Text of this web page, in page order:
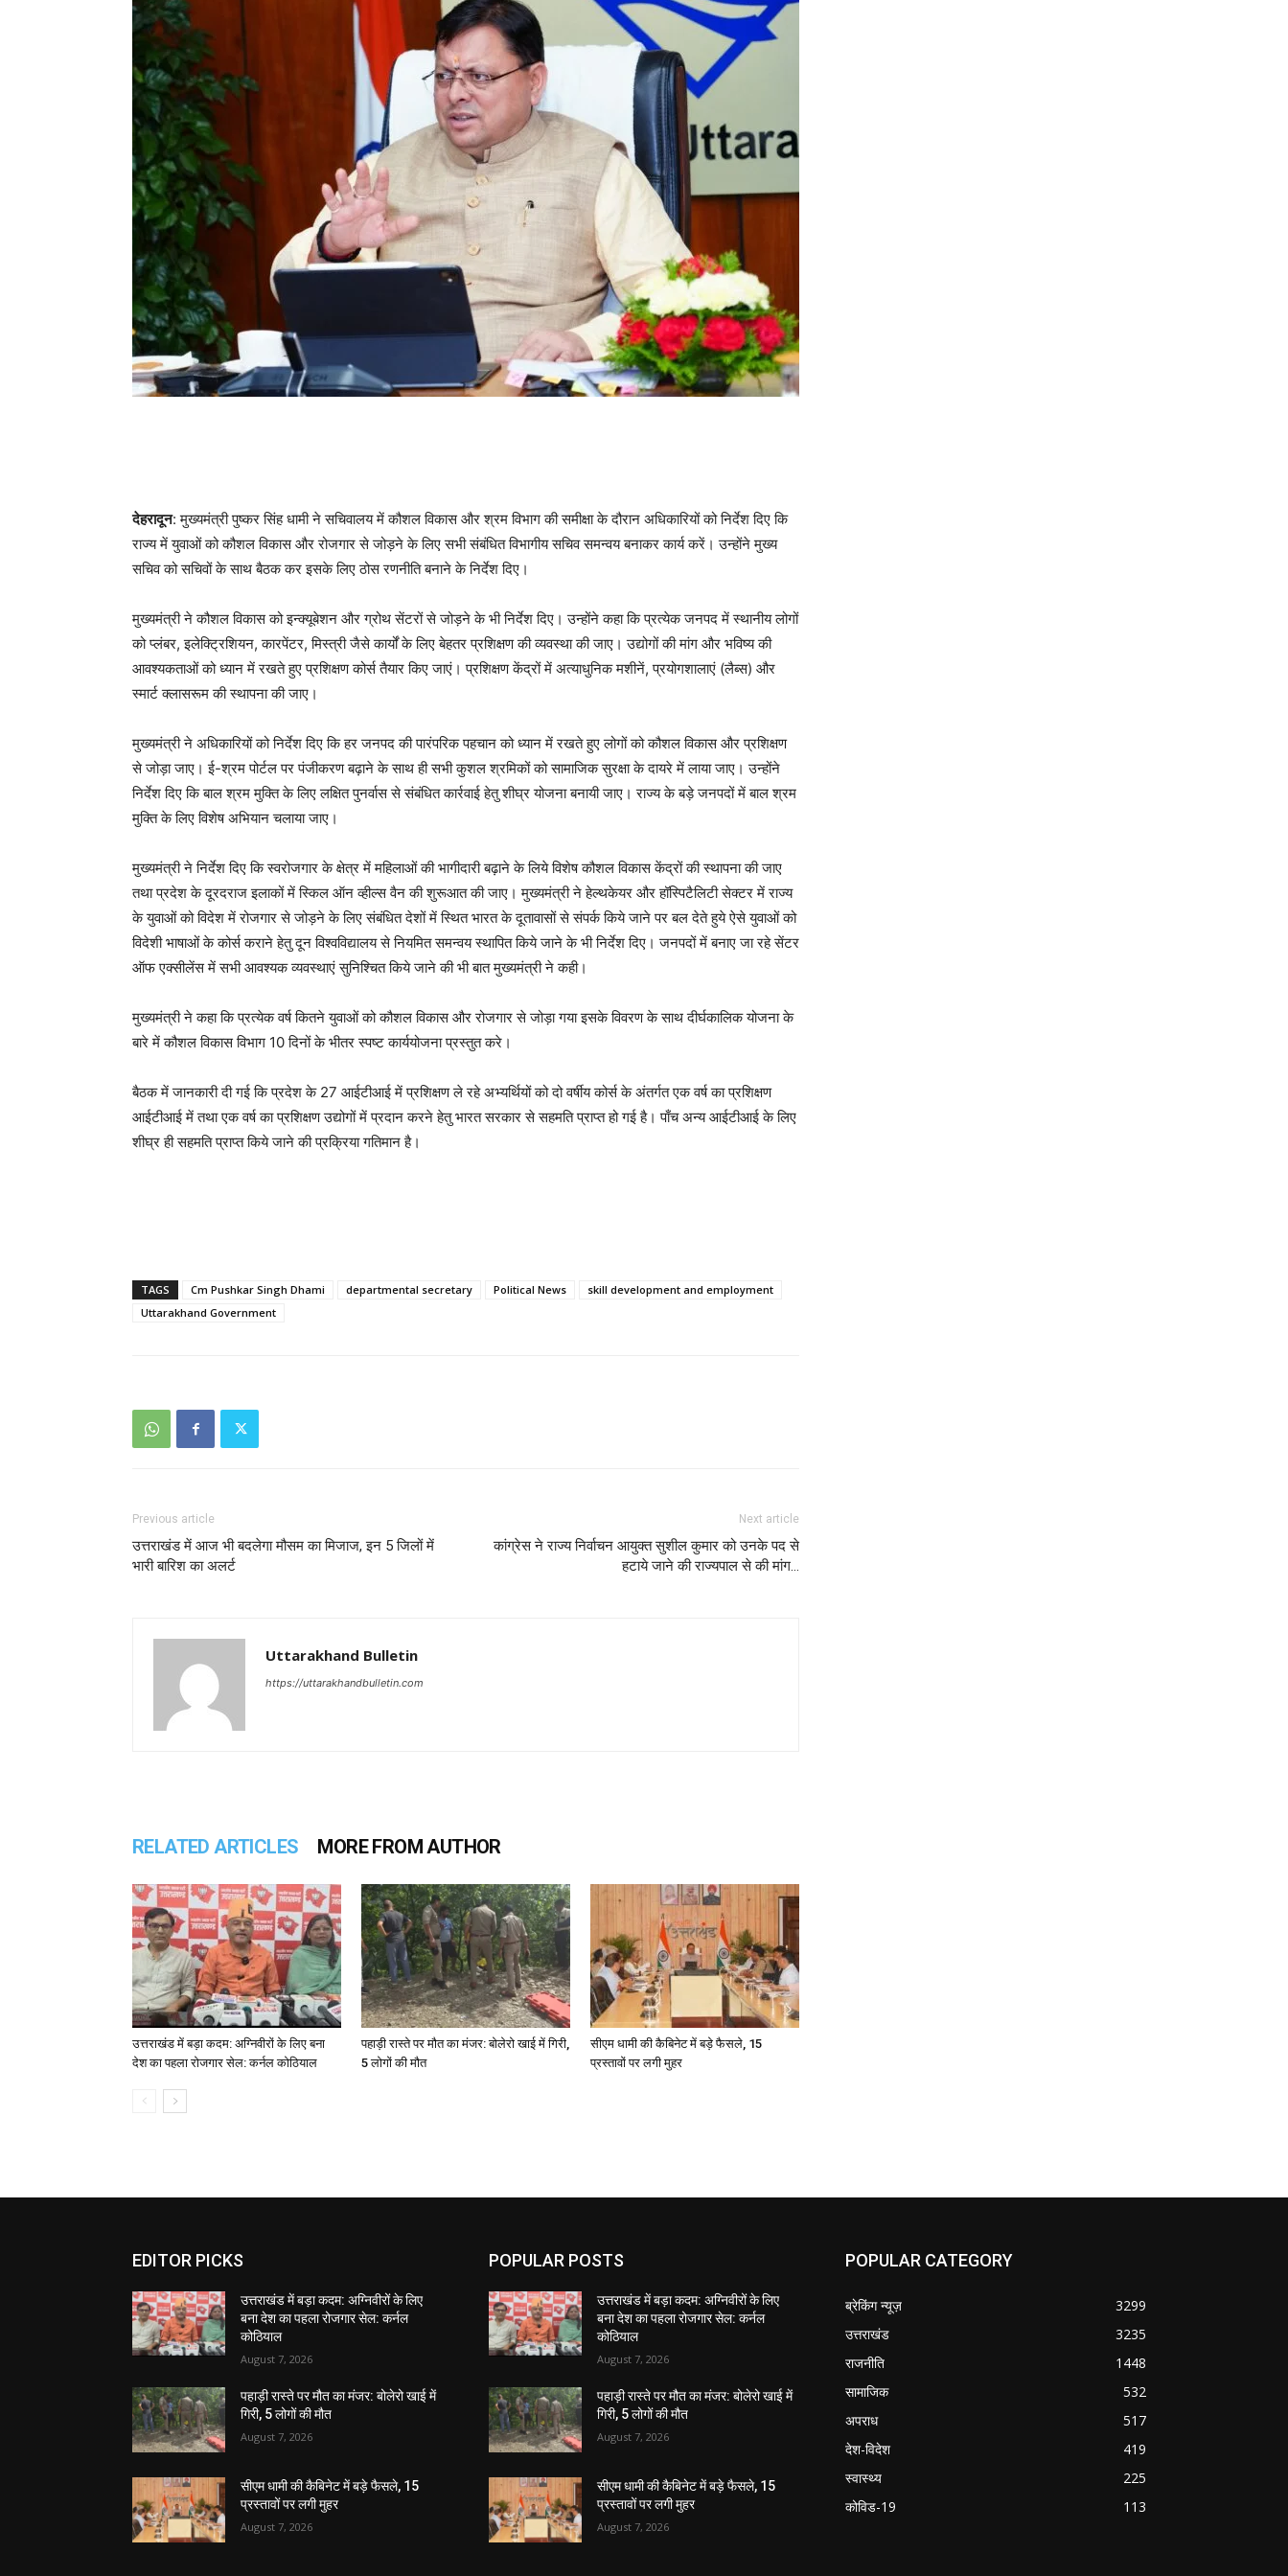
देहरादून: मुख्यमंत्री पुष्कर सिंह धामी ने सचिवालय में कौशल विकास और श्रम विभाग की समीक्षा के दौरान अधिकारियों को निर्देश दिए कि
राज्य में युवाओं को कौशल विकास और रोजगार से जोड़ने के लिए सभी संबंधित विभागीय सचिव समन्वय बनाकर कार्य करें। उन्होंने मुख्य
सचिव को सचिवों के साथ बैठक कर इसके लिए ठोस रणनीति बनाने के निर्देश दिए।
मुख्यमंत्री ने कौशल विकास को इन्क्यूबेशन और ग्रोथ सेंटरों से जोड़ने के भी निर्देश दिए। उन्होंने कहा कि प्रत्येक जनपद में स्थानीय लोगों
को प्लंबर, इलेक्ट्रिशियन, कारपेंटर, मिस्त्री जैसे कार्यों के लिए बेहतर प्रशिक्षण की व्यवस्था की जाए। उद्योगों की मांग और भविष्य की
आवश्यकताओं को ध्यान में रखते हुए प्रशिक्षण कोर्स तैयार किए जाएं। प्रशिक्षण केंद्रों में अत्याधुनिक मशीनें, प्रयोगशालाएं (लैब्स) और
स्मार्ट क्लासरूम की स्थापना की जाए।
मुख्यमंत्री ने अधिकारियों को निर्देश दिए कि हर जनपद की पारंपरिक पहचान को ध्यान में रखते हुए लोगों को कौशल विकास और प्रशिक्षण
से जोड़ा जाए। ई-श्रम पोर्टल पर पंजीकरण बढ़ाने के साथ ही सभी कुशल श्रमिकों को सामाजिक सुरक्षा के दायरे में लाया जाए। उन्होंने
निर्देश दिए कि बाल श्रम मुक्ति के लिए लक्षित पुनर्वास से संबंधित कार्रवाई हेतु शीघ्र योजना बनायी जाए। राज्य के बड़े जनपदों में बाल श्रम
मुक्ति के लिए विशेष अभियान चलाया जाए।
मुख्यमंत्री ने निर्देश दिए कि स्वरोजगार के क्षेत्र में महिलाओं की भागीदारी बढ़ाने के लिये विशेष कौशल विकास केंद्रों की स्थापना की जाए
तथा प्रदेश के दूरदराज इलाकों में स्किल ऑन व्हील्स वैन की शुरूआत की जाए। मुख्यमंत्री ने हेल्थकेयर और हॉस्पिटैलिटी सेक्टर में राज्य
के युवाओं को विदेश में रोजगार से जोड़ने के लिए संबंधित देशों में स्थित भारत के दूतावासों से संपर्क किये जाने पर बल देते हुये ऐसे युवाओं को
विदेशी भाषाओं के कोर्स कराने हेतु दून विश्वविद्यालय से नियमित समन्वय स्थापित किये जाने के भी निर्देश दिए। जनपदों में बनाए जा रहे सेंटर
ऑफ एक्सीलेंस में सभी आवश्यक व्यवस्थाएं सुनिश्चित किये जाने की भी बात मुख्यमंत्री ने कही।
मुख्यमंत्री ने कहा कि प्रत्येक वर्ष कितने युवाओं को कौशल विकास और रोजगार से जोड़ा गया इसके विवरण के साथ दीर्घकालिक योजना के
बारे में कौशल विकास विभाग 10 दिनों के भीतर स्पष्ट कार्ययोजना प्रस्तुत करे।
बैठक में जानकारी दी गई कि प्रदेश के 27 आईटीआई में प्रशिक्षण ले रहे अभ्यर्थियों को दो वर्षीय कोर्स के अंतर्गत एक वर्ष का प्रशिक्षण
आईटीआई में तथा एक वर्ष का प्रशिक्षण उद्योगों में प्रदान करने हेतु भारत सरकार से सहमति प्राप्त हो गई है। पाँच अन्य आईटीआई के लिए
शीघ्र ही सहमति प्राप्त किये जाने की प्रक्रिया गतिमान है।
TAGS Cm Pushkar Singh Dhami departmental secretary Political News
skill development and employment
Uttarakhand Government
Previous article
उत्तराखंड में आज भी बदलेगा मौसम का मिजाज, इन 5 जिलों में
भारी बारिश का अलर्ट
Next article
कांग्रेस ने राज्य निर्वाचन आयुक्त सुशील कुमार को उनके पद से
हटाये जाने की राज्यपाल से की मांग…
Uttarakhand Bulletin
https://uttarakhandbulletin.com
RELATED ARTICLES MORE FROM AUTHOR
उत्तराखंड में बड़ा कदम: अग्निवीरों के लिए बना
देश का पहला रोजगार सेल: कर्नल कोठियाल
पहाड़ी रास्ते पर मौत का मंजर: बोलेरो खाई में गिरी,
5 लोगों की मौत
सीएम धामी की कैबिनेट में बड़े फैसले, 15
प्रस्तावों पर लगी मुहर
EDITOR PICKS
उत्तराखंड में बड़ा कदम: अग्निवीरों के लिए
बना देश का पहला रोजगार सेल: कर्नल
कोठियाल
August 7, 2026
पहाड़ी रास्ते पर मौत का मंजर: बोलेरो खाई में
गिरी, 5 लोगों की मौत
August 7, 2026
सीएम धामी की कैबिनेट में बड़े फैसले, 15
प्रस्तावों पर लगी मुहर
August 7, 2026
POPULAR POSTS
उत्तराखंड में बड़ा कदम: अग्निवीरों के लिए
बना देश का पहला रोजगार सेल: कर्नल
कोठियाल
August 7, 2026
पहाड़ी रास्ते पर मौत का मंजर: बोलेरो खाई में
गिरी, 5 लोगों की मौत
August 7, 2026
सीएम धामी की कैबिनेट में बड़े फैसले, 15
प्रस्तावों पर लगी मुहर
August 7, 2026
POPULAR CATEGORY
ब्रेकिंग न्यूज़
3299
उत्तराखंड
3235
राजनीति
1448
सामाजिक
532
अपराध
517
देश-विदेश
419
स्वास्थ्य
225
कोविड-19
113